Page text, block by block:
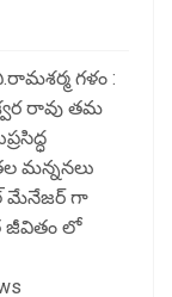
గళం :
రావు తమ
మన్ననలు
మేనేజర్ గా
జీవితం లో